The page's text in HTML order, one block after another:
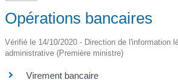
Opérations bancaires
Vérifié le 14/10/2020 - Direction de l'information
administrative (Première ministre)
Virement bancaire